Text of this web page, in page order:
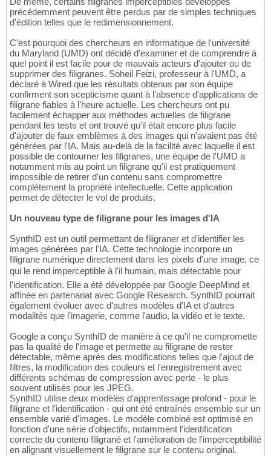
précédemment peuvent être perdus par de simples techniques
d'édition telles que le redimensionnement.
C'est pourquoi des chercheurs en informatique de l'université
du Maryland (UMD) ont décidé d'examiner et de comprendre à
quel point il est facile pour de mauvais acteurs d'ajouter ou de
supprimer des filigranes. Soheil Feizi, professeur à l'UMD, a
déclaré à Wired que les résultats obtenus par son équipe
confirment son scepticisme quant à l'absence d'applications de
filigrane fiables à l'heure actuelle. Les chercheurs ont pu
facilement échapper aux méthodes actuelles de filigrane
pendant les tests et ont trouvé qu'il était encore plus facile
d'ajouter de faux emblèmes à des images qui n'avaient pas été
générées par l'IA. Mais au-delà de la facilité avec laquelle il est
possible de contourner les filigranes, une équipe de l'UMD a
notamment mis au point un filigrane qu'il est pratiquement
impossible de retirer d'un contenu sans compromettre
complètement la propriété intellectuelle. Cette application
permet de détecter le vol de produits.
Un nouveau type de filigrane pour les images d'IA
SynthID est un outil permettant de filigraner et d'identifier les
images générées par l'IA. Cette technologie incorpore un
filigrane numérique directement dans les pixels d'une image, ce
qui le rend imperceptible à l'il humain, mais détectable pour
l'identification. Elle a été développée par Google DeepMind et
affinée en partenariat avec Google Research. SynthID pourrait
également évoluer avec d'autres modèles d'IA et d'autres
modalités que l'imagerie, comme l'audio, la vidéo et le texte.
Google a conçu SynthID de manière à ce qu'il ne compromette
pas la qualité de l'image et permette au filigrane de rester
détectable, même après des modifications telles que l'ajout de
filtres, la modification des couleurs et l'enregistrement avec
différents schémas de compression avec perte - le plus
souvent utilisés pour les JPEG.
SynthID utilise deux modèles d'apprentissage profond - pour le
filigrane et l'identification - qui ont été entraînés ensemble sur un
ensemble varié d'images. Le modèle combiné est optimisé en
fonction d'une série d'objectifs, notamment l'identification
correcte du contenu filigrané et l'amélioration de l'imperceptibilité
en alignant visuellement le filigrane sur le contenu original.